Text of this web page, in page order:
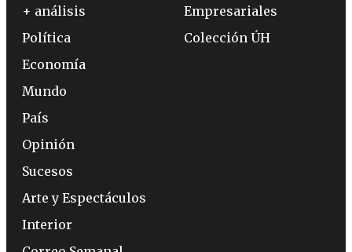
+ análisis
Política
Economía
Mundo
País
Opinión
Sucesos
Arte y Espectáculos
Interior
Empresariales
Colección ÚH